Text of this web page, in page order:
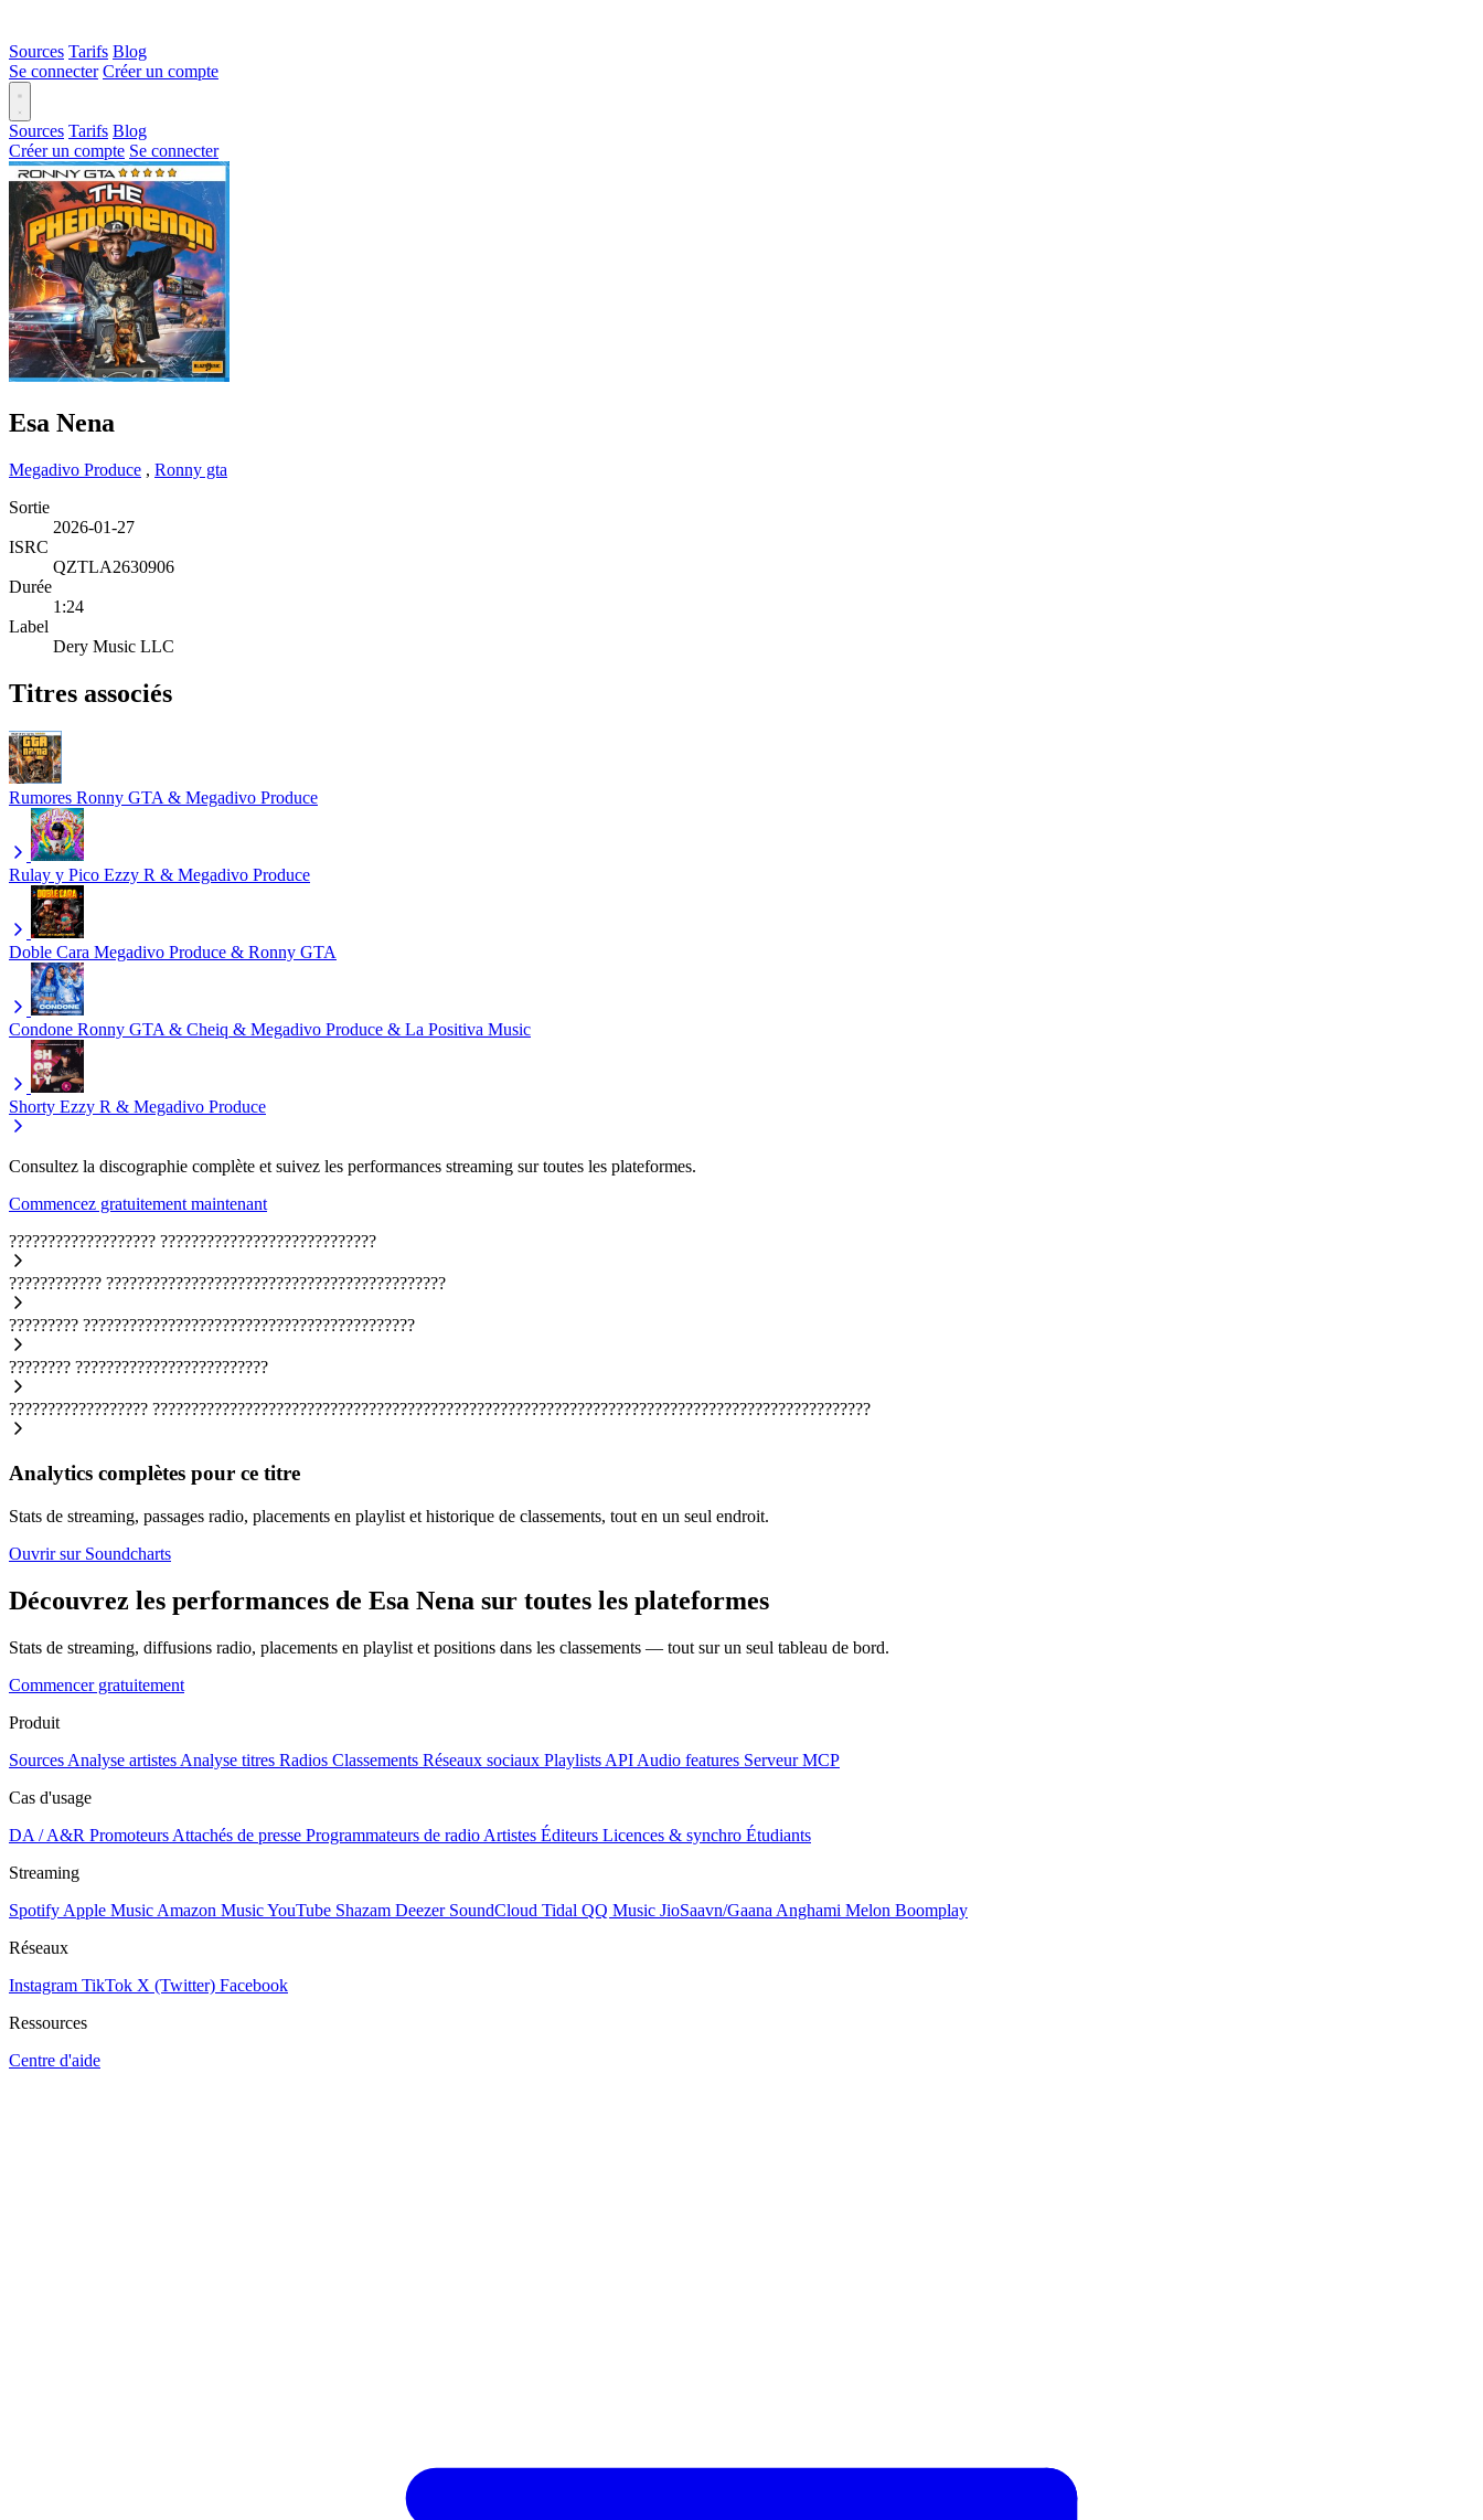
Sources Tarifs Blog
Se connecter Créer un compte
Sources Tarifs Blog
Créer un compte Se connecter
Esa Nena
Megadivo Produce , Ronny gta
Sortie
2026-01-27
ISRC
QZTLA2630906
Durée
1:24
Label
Dery Music LLC
Titres associés
Rumores Ronny GTA & Megadivo Produce
Rulay y Pico Ezzy R & Megadivo Produce
Doble Cara Megadivo Produce & Ronny GTA
Condone Ronny GTA & Cheiq & Megadivo Produce & La Positiva Music
Shorty Ezzy R & Megadivo Produce
Consultez la discographie complète et suivez les performances streaming sur toutes les plateformes.
Commencez gratuitement maintenant
??????????????????? ????????????????????????????
???????????? ????????????????????????????????????????????
????????? ???????????????????????????????????????????
???????? ?????????????????????????
?????????????????? ?????????????????????????????????????????????????????????????????????????????????????????????
Analytics complètes pour ce titre
Stats de streaming, passages radio, placements en playlist et historique de classements, tout en un seul endroit.
Ouvrir sur Soundcharts
Découvrez les performances de Esa Nena sur toutes les plateformes
Stats de streaming, diffusions radio, placements en playlist et positions dans les classements — tout sur un seul tableau de bord.
Commencer gratuitement
Produit
Sources Analyse artistes Analyse titres Radios Classements Réseaux sociaux Playlists API Audio features Serveur MCP
Cas d'usage
DA / A&R Promoteurs Attachés de presse Programmateurs de radio Artistes Éditeurs Licences & synchro Étudiants
Streaming
Spotify Apple Music Amazon MusicYouTube Shazam Deezer SoundCloud Tidal QQ Music JioSaavn/Gaana Anghami Melon Boomplay
Réseaux
Instagram TikTok X (Twitter) Facebook
Ressources
Centre d'aide